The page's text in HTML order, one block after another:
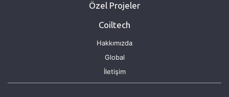
Özel Projeler
Coiltech
Hakkımızda
Global
İletişim